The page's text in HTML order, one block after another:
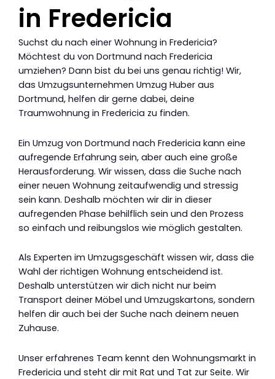
in Fredericia
Suchst du nach einer Wohnung in Fredericia?
Möchtest du von Dortmund nach Fredericia
umziehen? Dann bist du bei uns genau richtig! Wir,
das Umzugsunternehmen Umzug Huber aus
Dortmund, helfen dir gerne dabei, deine
Traumwohnung in Fredericia zu finden.
Ein Umzug von Dortmund nach Fredericia kann eine
aufregende Erfahrung sein, aber auch eine große
Herausforderung. Wir wissen, dass die Suche nach
einer neuen Wohnung zeitaufwendig und stressig
sein kann. Deshalb möchten wir dir in dieser
aufregenden Phase behilflich sein und den Prozess
so einfach und reibungslos wie möglich gestalten.
Als Experten im Umzugsgeschäft wissen wir, dass die
Wahl der richtigen Wohnung entscheidend ist.
Deshalb unterstützen wir dich nicht nur beim
Transport deiner Möbel und Umzugskartons, sondern
helfen dir auch bei der Suche nach deinem neuen
Zuhause.
Unser erfahrenes Team kennt den Wohnungsmarkt in
Fredericia und steht dir mit Rat und Tat zur Seite. Wir